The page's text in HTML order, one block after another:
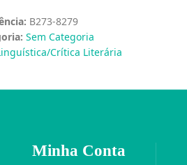
B273-8279
Sem Categoria
Crítica Literária
Minha Conta